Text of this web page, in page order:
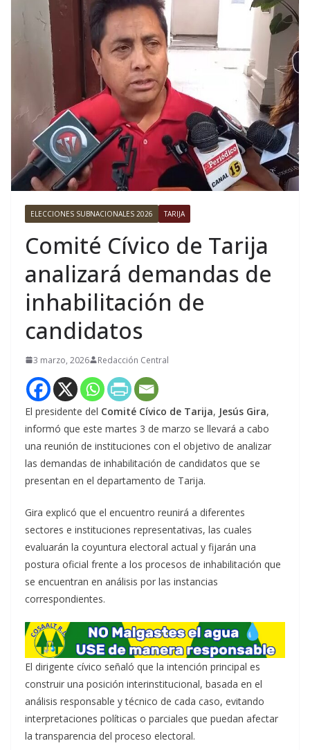
ELECCIONES SUBNACIONALES 2026 TARIJA
Comité Cívico de Tarija
analizará demandas de
inhabilitación de
candidatos
3 marzo, 2026 Redacción Central
El presidente del Comité Cívico de Tarija, Jesús Gira,
informó que este martes 3 de marzo se llevará a cabo
una reunión de instituciones con el objetivo de analizar
las demandas de inhabilitación de candidatos que se
presentan en el departamento de Tarija.
Gira explicó que el encuentro reunirá a diferentes
sectores e instituciones representativas, las cuales
evaluarán la coyuntura electoral actual y fijarán una
postura oficial frente a los procesos de inhabilitación que
se encuentran en análisis por las instancias
correspondientes.
El dirigente cívico señaló que la intención principal es
construir una posición interinstitucional, basada en el
análisis responsable y técnico de cada caso, evitando
interpretaciones políticas o parciales que puedan afectar
la transparencia del proceso electoral.